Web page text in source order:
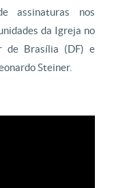
assinaturas nos
da Igreja no
de Brasília (DF) e
Steiner.